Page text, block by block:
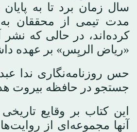
سال زمان برد تا به
مدت تیمی از محققان
کرده‌اند، در حالی که نشر
«ریاض الریِس» بر عهده
حس روزنامه‌نگاری ندا
جستجو در حافظه بیروت
این کتاب بر وقایع
آنها مجموعه‌ای از